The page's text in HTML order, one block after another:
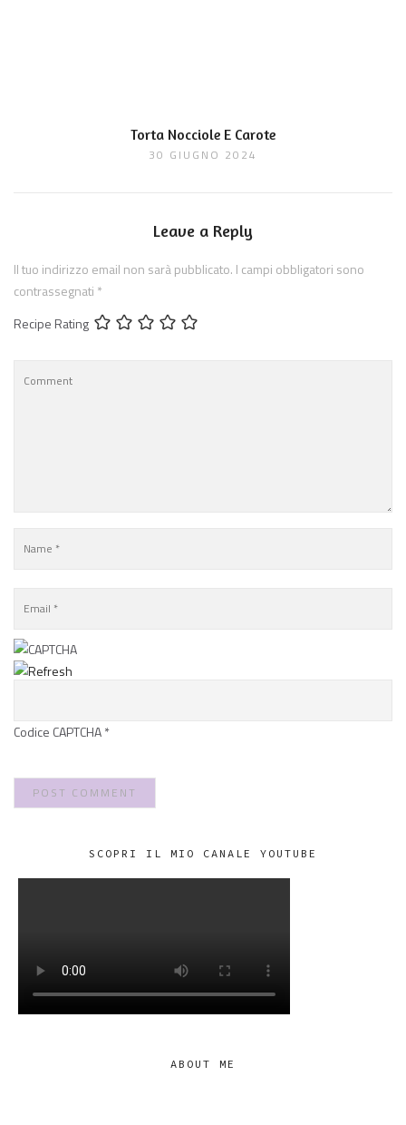
Torta Nocciole E Carote
30 GIUGNO 2024
Leave a Reply
Il tuo indirizzo email non sarà pubblicato. I campi obbligatori sono
contrassegnati *
Recipe Rating
Codice CAPTCHA*
SCOPRI IL MIO CANALE YOUTUBE
ABOUT ME